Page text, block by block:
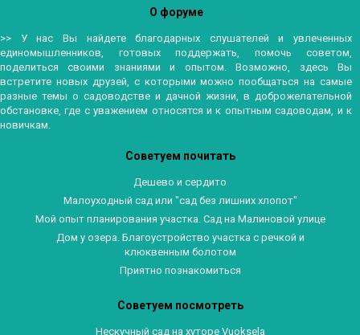
О форуме
>> У нас Вы найдете благодарных слушателей и увлеченных
единомышленников, готовых поддержать, помочь советом,
поделиться своими знаниями и опытом. Возможно, здесь Вы
встретите новых друзей, с которыми можно пообщаться на самые
разные темы о садоводстве и дачной жизни, в доброжелательной
обстановке, где с уважением относятся и к опытным садоводам, и к
новичкам.
Советуем почитать
Дешево и сердито
Малоуходный сад или "сад без лишних хлопот"
Мой опыт планирования участка. Сад на Малиновой улице
Дом у озера. Благоустройство участка с речкой и
клюквенным болотом
Приятно познакомиться
Советуем посмотреть
Нескучный сад на хуторе Vuoksela